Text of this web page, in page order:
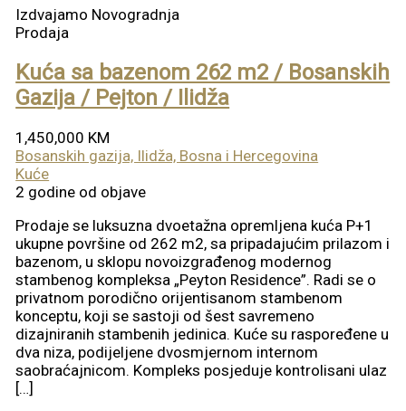
Izdvajamo Novogradnja
Prodaja
Kuća sa bazenom 262 m2 / Bosanskih
Gazija / Pejton / Ilidža
1,450,000 KM
Bosanskih gazija, Ilidža, Bosna i Hercegovina
Kuće
2 godine od objave
Prodaje se luksuzna dvoetažna opremljena kuća P+1
ukupne površine od 262 m2, sa pripadajućim prilazom i
bazenom, u sklopu novoizgrađenog modernog
stambenog kompleksa „Peyton Residence”. Radi se o
privatnom porodično orijentisanom stambenom
konceptu, koji se sastoji od šest savremeno
dizajniranih stambenih jedinica. Kuće su raspoređene u
dva niza, podijeljene dvosmjernom internom
saobraćajnicom. Kompleks posjeduje kontrolisani ulaz
[…]